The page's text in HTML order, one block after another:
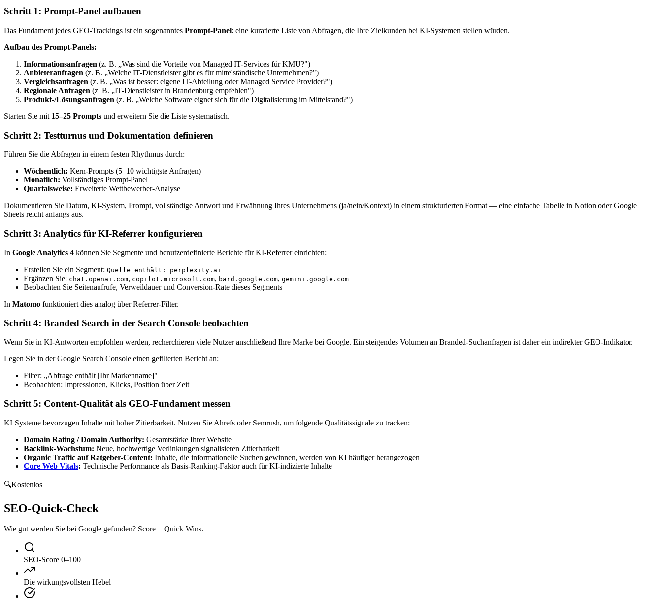
Schritt 1: Prompt-Panel aufbauen
Das Fundament jedes GEO-Trackings ist ein sogenanntes Prompt-Panel: eine kuratierte Liste von Abfragen, die Ihre Zielkunden bei KI-Systemen stellen würden.
Aufbau des Prompt-Panels:
Informationsanfragen (z. B. „Was sind die Vorteile von Managed IT-Services für KMU?")
Anbieteranfragen (z. B. „Welche IT-Dienstleister gibt es für mittelständische Unternehmen?")
Vergleichsanfragen (z. B. „Was ist besser: eigene IT-Abteilung oder Managed Service Provider?")
Regionale Anfragen (z. B. „IT-Dienstleister in Brandenburg empfehlen")
Produkt-/Lösungsanfragen (z. B. „Welche Software eignet sich für die Digitalisierung im Mittelstand?")
Starten Sie mit 15–25 Prompts und erweitern Sie die Liste systematisch.
Schritt 2: Testturnus und Dokumentation definieren
Führen Sie die Abfragen in einem festen Rhythmus durch:
Wöchentlich: Kern-Prompts (5–10 wichtigste Anfragen)
Monatlich: Vollständiges Prompt-Panel
Quartalsweise: Erweiterte Wettbewerber-Analyse
Dokumentieren Sie Datum, KI-System, Prompt, vollständige Antwort und Erwähnung Ihres Unternehmens (ja/nein/Kontext) in einem strukturierten Format — eine einfache Tabelle in Notion oder Google
Sheets reicht anfangs aus.
Schritt 3: Analytics für KI-Referrer konfigurieren
In Google Analytics 4 können Sie Segmente und benutzerdefinierte Berichte für KI-Referrer einrichten:
Erstellen Sie ein Segment: Quelle enthält: perplexity.ai
Ergänzen Sie: chat.openai.com, copilot.microsoft.com, bard.google.com, gemini.google.com
Beobachten Sie Seitenaufrufe, Verweildauer und Conversion-Rate dieses Segments
In Matomo funktioniert dies analog über Referrer-Filter.
Schritt 4: Branded Search in der Search Console beobachten
Wenn Sie in KI-Antworten empfohlen werden, recherchieren viele Nutzer anschließend Ihre Marke bei Google. Ein steigendes Volumen an Branded-Suchanfragen ist daher ein indirekter GEO-Indikator.
Legen Sie in der Google Search Console einen gefilterten Bericht an:
Filter: „Abfrage enthält [Ihr Markenname]"
Beobachten: Impressionen, Klicks, Position über Zeit
Schritt 5: Content-Qualität als GEO-Fundament messen
KI-Systeme bevorzugen Inhalte mit hoher Zitierbarkeit. Nutzen Sie Ahrefs oder Semrush, um folgende Qualitätssignale zu tracken:
Domain Rating / Domain Authority: Gesamtstärke Ihrer Website
Backlink-Wachstum: Neue, hochwertige Verlinkungen signalisieren Zitierbarkeit
Organic Traffic auf Ratgeber-Content: Inhalte, die informationelle Suchen gewinnen, werden von KI häufiger herangezogen
Core Web Vitals: Technische Performance als Basis-Ranking-Faktor auch für KI-indizierte Inhalte
🔍Kostenlos
SEO-Quick-Check
Wie gut werden Sie bei Google gefunden? Score + Quick-Wins.
SEO-Score 0–100
Die wirkungsvollsten Hebel